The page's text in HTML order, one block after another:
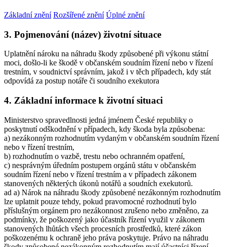
Základní znění Rozšířené znění Úplné znění
3. Pojmenování (název) životní situace
Uplatnění nároku na náhradu škody způsobené při výkonu státní
moci, došlo-li ke škodě v občanském soudním řízení nebo v řízení
trestním, v soudnictví správním, jakož i v těch případech, kdy stát
odpovídá za postup notáře či soudního exekutora
4. Základní informace k životní situaci
Ministerstvo spravedlnosti jedná jménem České republiky o
poskytnutí odškodnění v případech, kdy škoda byla způsobena:
a) nezákonným rozhodnutím vydaným v občanském soudním řízení
nebo v řízení trestním,
b) rozhodnutím o vazbě, trestu nebo ochranném opatření,
c) nesprávným úředním postupem orgánů státu v občanském
soudním řízení nebo v řízení trestním a v případech zákonem
stanovených některých úkonů notářů a soudních exekutorů.
ad a) Nárok na náhradu škody způsobené nezákonným rozhodnutím
lze uplatnit pouze tehdy, pokud pravomocné rozhodnutí bylo
příslušným orgánem pro nezákonnost zrušeno nebo změněno, za
podmínky, že poškozený jako účastník řízení využil v zákonem
stanovených lhůtách všech procesních prostředků, které zákon
poškozenému k ochraně jeho práva poskytuje. Právo na náhradu